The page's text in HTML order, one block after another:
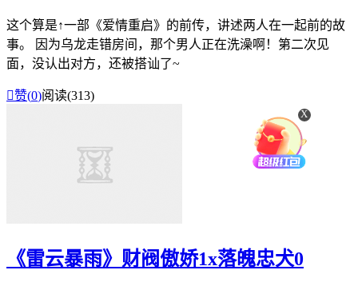
这个算是↑一部《爱情重启》的前传，讲述两人在一起前的故
事。 因为乌龙走错房间，那个男人正在洗澡啊！第二次见
面，没认出对方，还被搭讪了~
赞(0)阅读(313)
《雷云暴雨》财阀傲娇1x落魄忠犬0
X